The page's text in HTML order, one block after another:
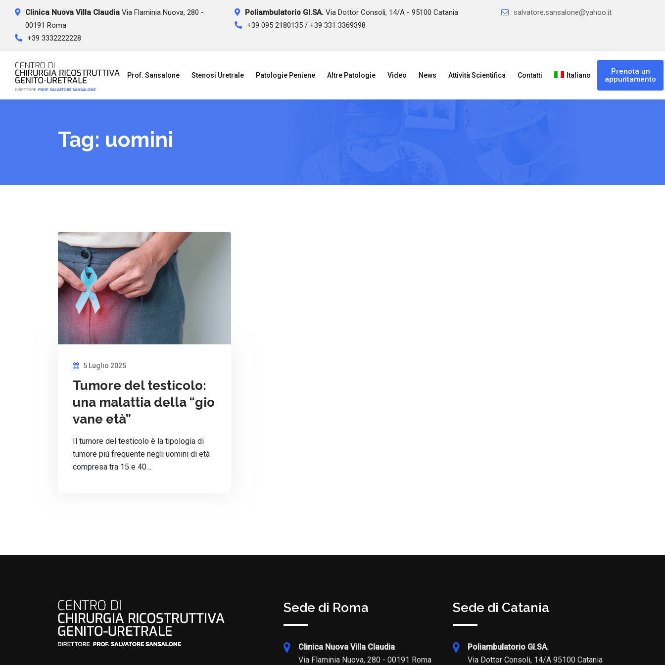
Clinica Nuova Villa Claudia Via Flaminia Nuova, 280 -
00191 Roma
+39 3332222228
Poliambulatorio GI.SA.Via Dottor Consoli, 14/A - 95100 Catania
+39 095 2180135 / +39 331 3369398
salvatore.sansalone@yahoo.it
Prof. Sansalone Stenosi Uretrale Patologie Peniene Altre Patologie Video News Attività Scientifica Contatti Italiano
Prenota un
appuntamento
Tag: uomini
5 Luglio 2025
Tumore del testicolo:
una malattia della “gio
vane età”
Il tumore del testicolo è la tipologia di
tumore più frequente negli uomini di età
compresa tra 15 e 40…
Sede di Roma
Clinica Nuova Villa Claudia
Via Flaminia Nuova, 280 - 00191 Roma
Sede di Catania
Poliambulatorio GI.SA.
Via Dottor Consoli, 14/A 95100 Catania